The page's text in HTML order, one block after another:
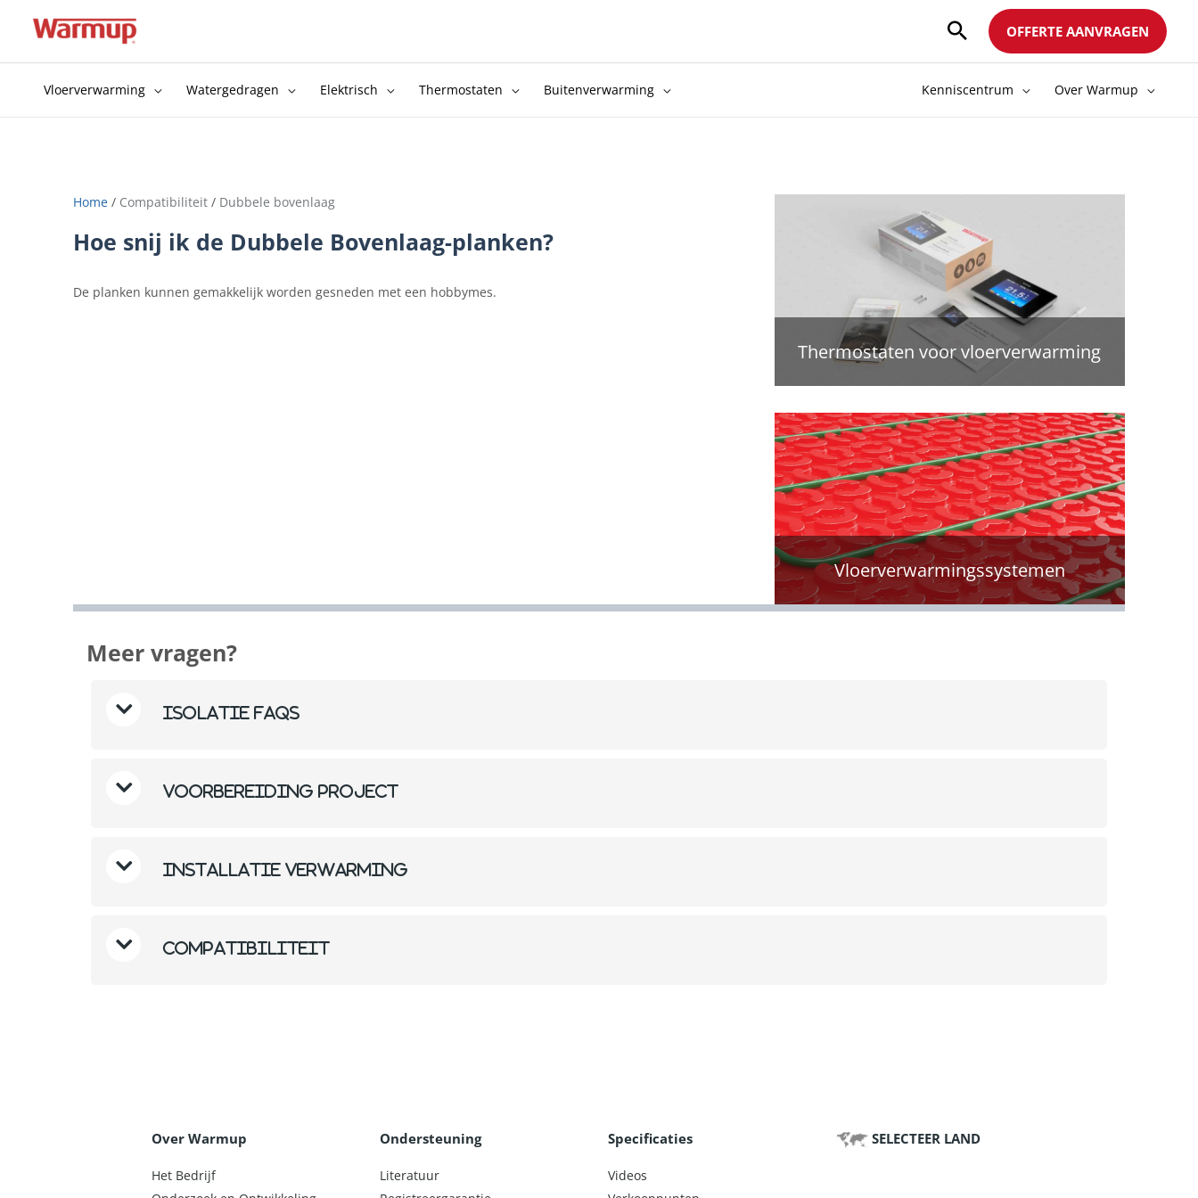
OFFERTE AANVRAGEN
Vloerverwarming Watergedragen Elektrisch Thermostaten Buitenverwarming Kenniscentrum Over Warmup
Home/ Compatibiliteit / Dubbele bovenlaag
Hoe snij ik de Dubbele Bovenlaag-planken?
De planken kunnen gemakkelijk worden gesneden met een hobbymes.
Thermostaten voor vloerverwarming
Vloerverwarmingssystemen
Meer vragen?
Isolatie FAQs
Voorbereiding project
Installatie verwarming
Compatibiliteit
Over Warmup
Het Bedrijf
Ondersteuning
Literatuur
Specificaties
Videos
SELECTEER LAND